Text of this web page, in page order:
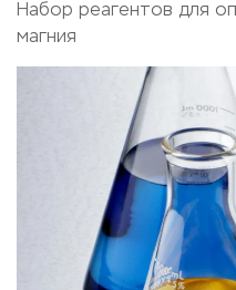
Набор реагентов для
магния